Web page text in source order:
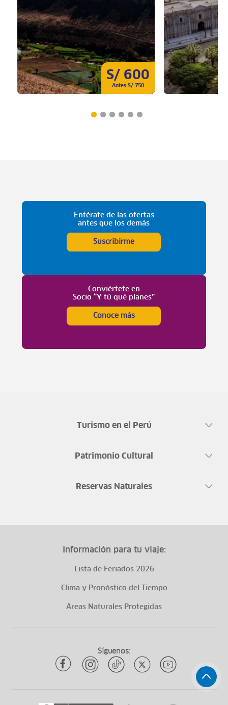
S/ 600
Antes S/ 750
Entérate de las ofertas
antes que los demás
Suscribirme
Conviértete en
Socio “Y tú qué planes”
Conoce más
Turismo en el Perú
Patrimonio Cultural
Reservas Naturales
Información para tu viaje:
Lista de Feriados 2026
Clima y Pronóstico del Tiempo
Áreas Naturales Protegidas
Síguenos: